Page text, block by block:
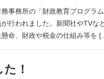
事務所の「財政教育プログラ
行われました。新聞社やTVな
命、財政や税金の仕組み等を
！